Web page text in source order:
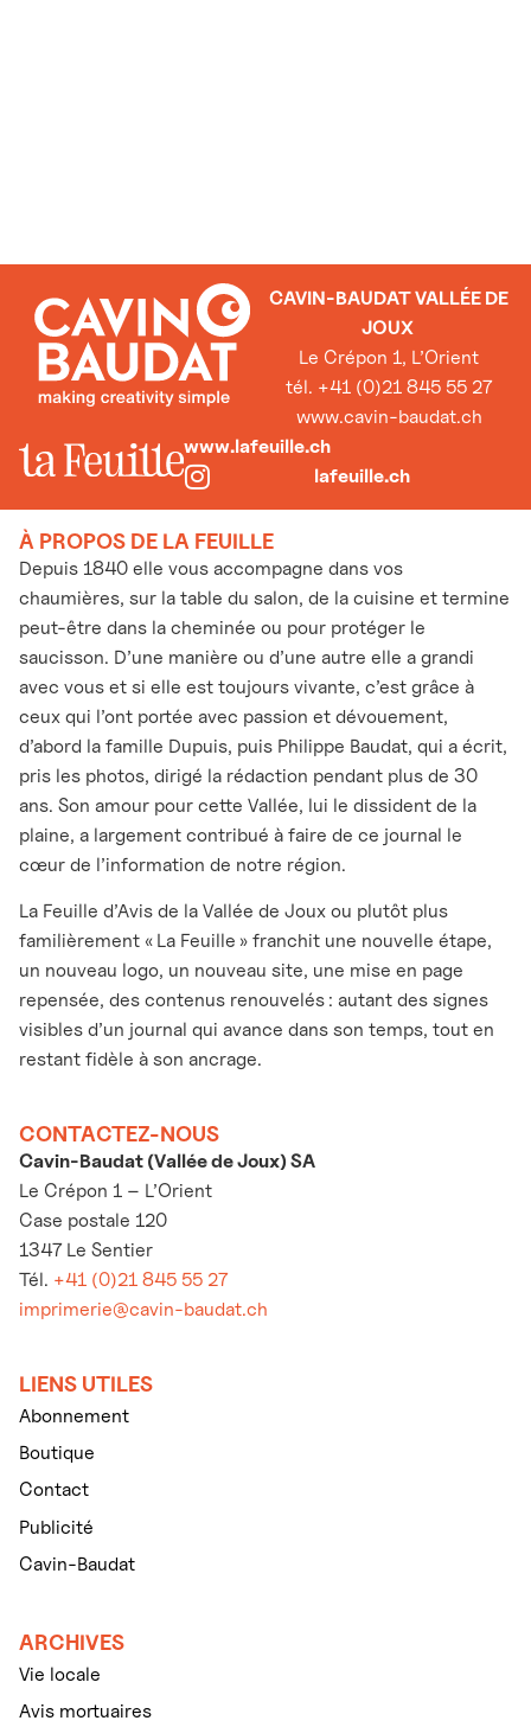
CAVIN-BAUDAT VALLÉE DE
JOUX
Le Crépon 1, L’Orient
tél. +41 (0)21 845 55 27
www.cavin-baudat.ch
www.lafeuille.ch
lafeuille.ch
À PROPOS DE LA FEUILLE
Depuis 1840 elle vous accompagne dans vos
chaumières, sur la table du salon, de la cuisine et termine
peut-être dans la cheminée ou pour protéger le
saucisson. D’une manière ou d’une autre elle a grandi
avec vous et si elle est toujours vivante, c’est grâce à
ceux qui l’ont portée avec passion et dévouement,
d’abord la famille Dupuis, puis Philippe Baudat, qui a écrit,
pris les photos, dirigé la rédaction pendant plus de 30
ans. Son amour pour cette Vallée, lui le dissident de la
plaine, a largement contribué à faire de ce journal le
cœur de l’information de notre région.
La Feuille d’Avis de la Vallée de Joux ou plutôt plus
familièrement « La Feuille » franchit une nouvelle étape,
un nouveau logo, un nouveau site, une mise en page
repensée, des contenus renouvelés : autant des signes
visibles d’un journal qui avance dans son temps, tout en
restant fidèle à son ancrage.
CONTACTEZ-NOUS
Cavin-Baudat (Vallée de Joux) SA
Le Crépon 1 – L’Orient
Case postale 120
1347 Le Sentier
Tél. +41 (0)21 845 55 27
imprimerie@cavin-baudat.ch
LIENS UTILES
Abonnement
Boutique
Contact
Publicité
Cavin-Baudat
ARCHIVES
Vie locale
Avis mortuaires